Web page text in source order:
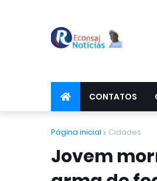
CONTATOS
Página inicial Cidades
Jovem